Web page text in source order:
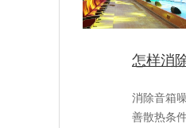
怎样消
消除音箱噪
善散热条件